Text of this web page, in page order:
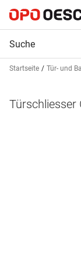
Startseite Tür- und
Türschliesser